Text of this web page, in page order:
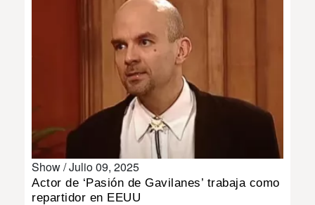
Show /Julio 09, 2025
Actor de ‘Pasión de Gavilanes’ trabaja como
repartidor en EEUU